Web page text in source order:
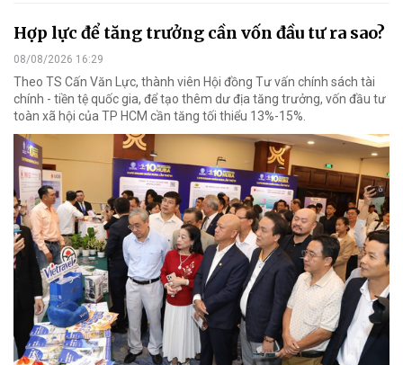
Hợp lực để tăng trưởng cần vốn đầu tư ra sao?
08/08/2026 16:29
Theo TS Cấn Văn Lực, thành viên Hội đồng Tư vấn chính sách tài
chính - tiền tệ quốc gia, để tạo thêm dư địa tăng trưởng, vốn đầu tư
toàn xã hội của TP HCM cần tăng tối thiểu 13%-15%.